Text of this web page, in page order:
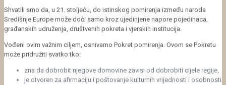
Shvatili smo da, u 21. stoljeću, do istinskog pomirenja između naroda
Središnje Europe može doći samo kroz ujedinjene napore pojedinaca,
građanskih udruženja, društvenih pokreta i vjerskih institucija.
Vođeni ovim važnim ciljem, osnivamo Pokret pomirenja. Ovom se Pokretu
može pridružiti svatko tko:
zna da dobrobit njegove domovine zavisi od dobrobiti cijele regije,
je otvoren za afirmaciju i poštovanje kulturnih vrijednosti i osobnosti